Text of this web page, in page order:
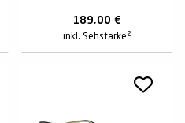
189,00 €
inkl. Sehstärke 2